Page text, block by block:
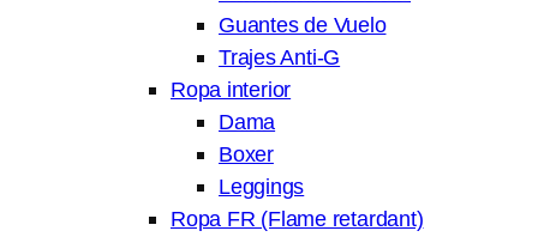
Guantes de Vuelo
Trajes Anti-G
Ropa interior
Dama
Boxer
Leggings
Ropa FR (Flame retardant)